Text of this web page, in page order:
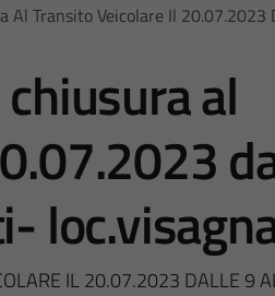
Transito Veicolare Il
al
IL 20.07.2023 DALLE 9